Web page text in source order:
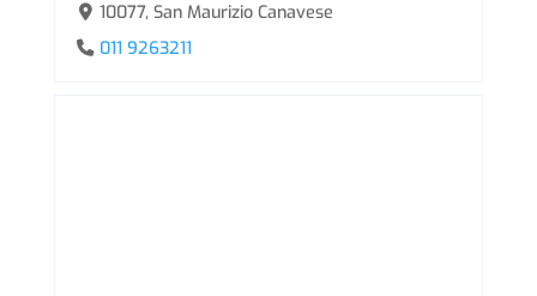
10077, San Maurizio Canavese
011 9263211